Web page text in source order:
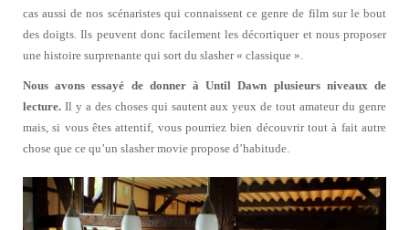
cas aussi de nos scénaristes qui connaissent ce genre de film sur le bout
des doigts. Ils peuvent donc facilement les décortiquer et nous proposer
une histoire surprenante qui sort du slasher « classique ».
Nous avons essayé de donner à Until Dawn plusieurs niveaux de
lecture. Il y a des choses qui sautent aux yeux de tout amateur du genre
mais, si vous êtes attentif, vous pourriez bien découvrir tout à fait autre
chose que ce qu’un slasher movie propose d’habitude.